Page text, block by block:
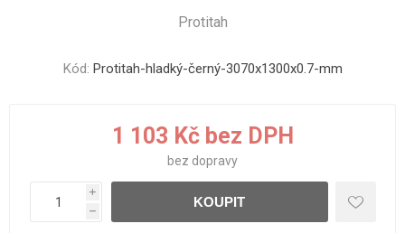
Protitah
Kód: Protitah-hladký-černý-3070x1300x0.7-mm
1 103 Kč bez DPH
bez dopravy
i
h
KOUPIT